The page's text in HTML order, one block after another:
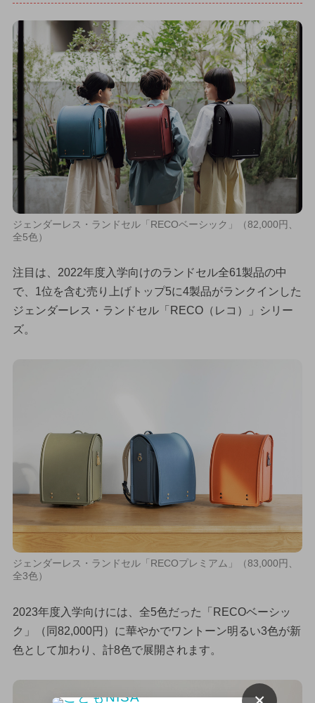
ジェンダーレス・ランドセル「RECOベーシック」（82,000円、
全5色）
注目は、2022年度入学向けのランドセル全61製品の中
で、1位を含む売り上げトップ5に4製品がランクインした
ジェンダーレス・ランドセル「RECO（レコ）」シリー
ズ。
ジェンダーレス・ランドセル「RECOプレミアム」（83,000円、
全3色）
2023年度入学向けには、全5色だった「RECOベーシッ
ク」（同82,000円）に華やかでワントーン明るい3色が新
色として加わり、計8色で展開されます。